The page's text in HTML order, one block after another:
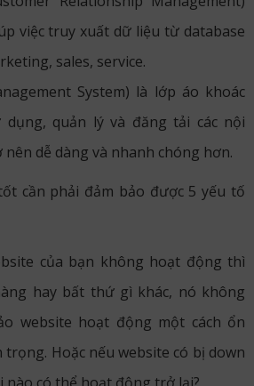
việc truy xuất dữ liệu từ database
sales, service.
System) là lớp áo khoác
quản lý và đăng tải các nội
dễ dàng và nhanh chóng hơn.
cần phải đảm bảo được 5 yếu tố
của bạn không hoạt động thì
hay bất thứ gì khác, nó không
website hoạt động một cách ổn
Hoặc nếu website có bị down